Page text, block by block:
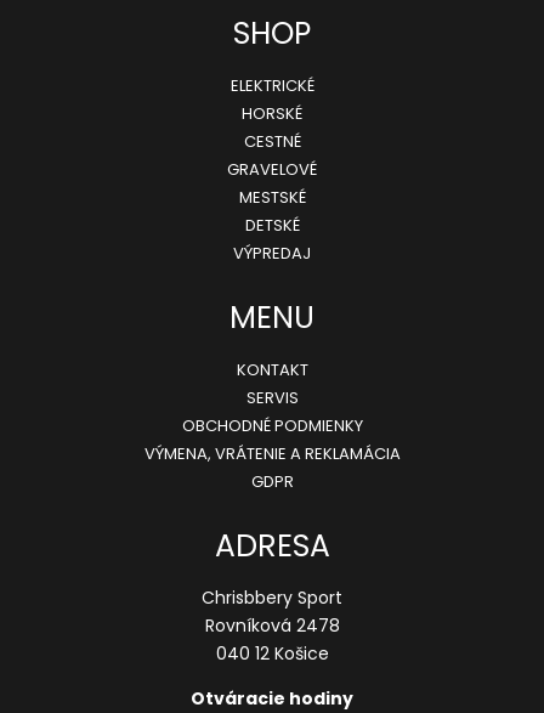
SHOP
ELEKTRICKÉ
HORSKÉ
CESTNÉ
GRAVELOVÉ
MESTSKÉ
DETSKÉ
VÝPREDAJ
MENU
KONTAKT
SERVIS
OBCHODNÉ PODMIENKY
VÝMENA, VRÁTENIE A REKLAMÁCIA
GDPR
ADRESA
Chrisbbery Sport
Rovníková 2478
040 12 Košice
Otváracie hodiny